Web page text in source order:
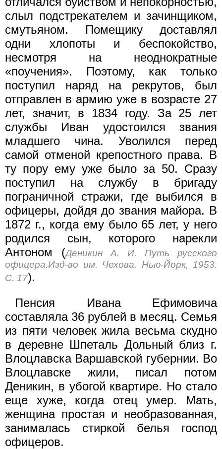
слыл подстрека­телем и зачинщиком,
смутьяном. Помещику доставлял
одни хлопоты и беспокойство,
несмотря на неоднократные
«поучения». По­этому, как только
поступил наряд на рекрутов, был
отправлен в армию уже в возрасте 27
лет, значит, в 1834 году. За 25 лет
службы Иван удостоился звания
младшего чина. Уволился перед
самой отменой крепостного права. В
ту пору ему уже было за 50. Сразу
поступил на службу в бригаду
пограничной стражи, где выбился в
офицеры, дойдя до звания майора. В
1872 г., когда ему было 65 лет, у него
родился сын, которого нарекли
Антоном (Деникин А. И. Путь русского
офицера.Изд-во им. Чехова. Нью-Йорк, 1953.
С. 17).
Пенсия Ивана Ефимовича
составляла 36 рублей в месяц. Семья
из пяти человек жила весьма скудно
в деревне Шпеталь Дольный близ г.
Влоцлавска Варшавской губернии. Во
Влоцлавске жили, писал потом
Деникин, в убогой квартире. Но стало
еще хуже, когда отец умер. Мать,
женщина простая и необразо­ванная,
занималась стиркой белья господ
офицеров.